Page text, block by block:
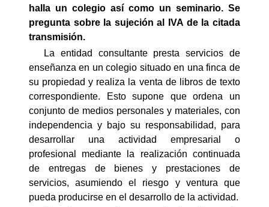
halla un colegio así como un seminario. Se
pregunta sobre la sujeción al IVA de la citada
transmisión.
La entidad consultante presta servicios de
enseñanza en un colegio situado en una finca de
su propiedad y realiza la venta de libros de texto
correspondiente. Esto supone que ordena un
conjunto de medios personales y materiales, con
independencia y bajo su responsabilidad, para
desarrollar una actividad empresarial o
profesional mediante la realización continuada
de entregas de bienes y prestaciones de
servicios, asumiendo el riesgo y ventura que
pueda producirse en el desarrollo de la actividad.